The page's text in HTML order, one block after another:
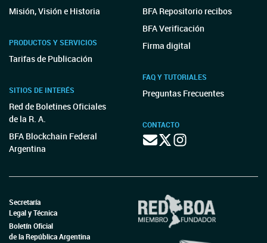
Misión, Visión e Historia
PRODUCTOS Y SERVICIOS
Tarifas de Publicación
SITIOS DE INTERÉS
Red de Boletines Oficiales
de la R. A.
BFA Blockchain Federal
Argentina
BFA Repositorio recibos
BFA Verificación
Firma digital
FAQ Y TUTORIALES
Preguntas Frecuentes
CONTACTO
Secretaría
Legal y Técnica
Boletín Oficial
de la República Argentina